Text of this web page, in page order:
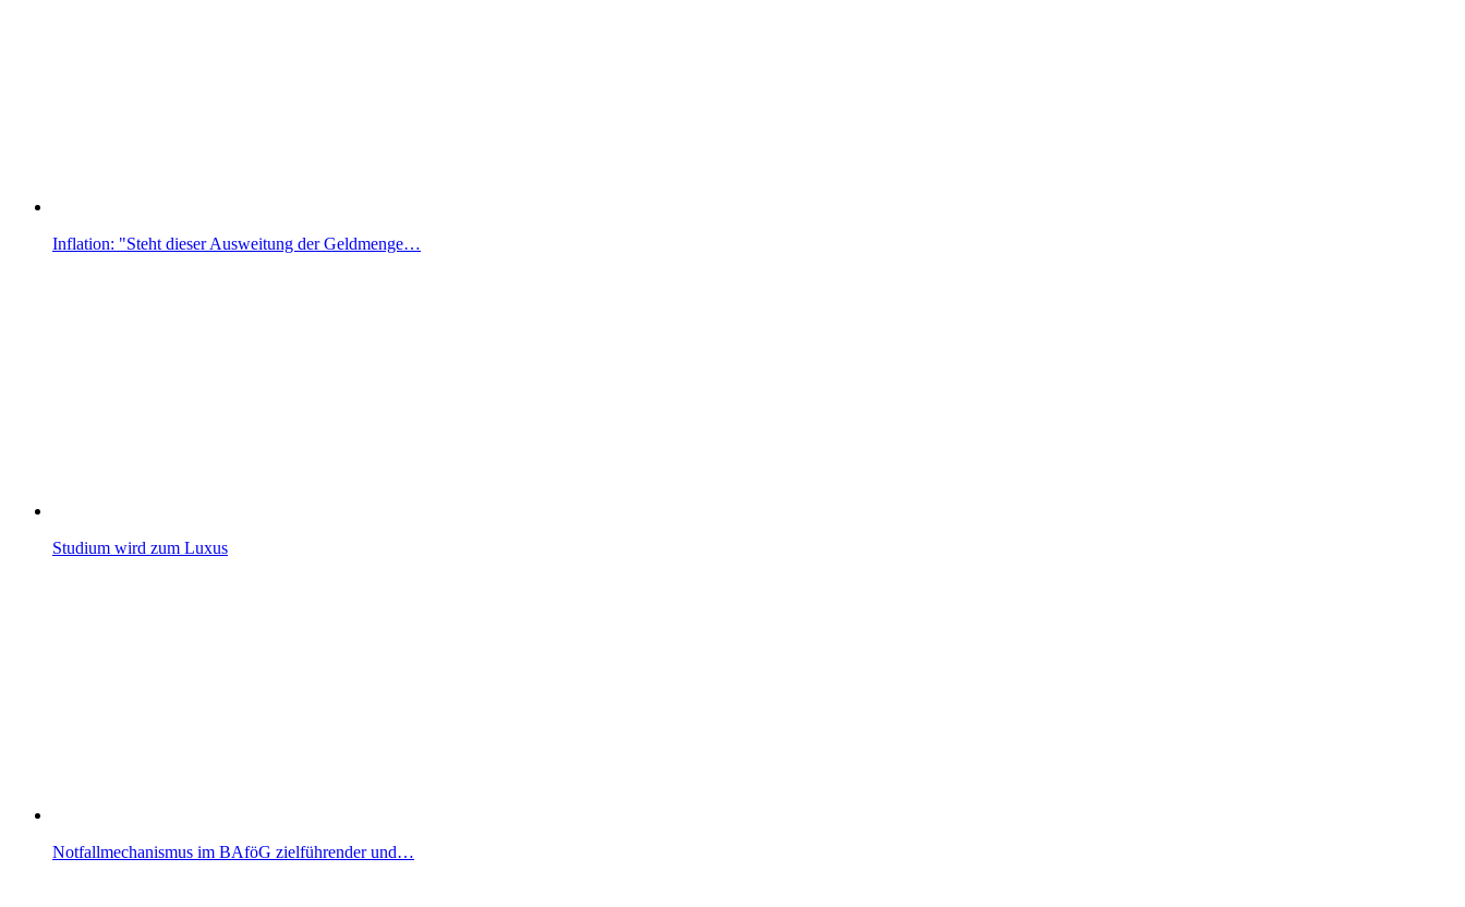
Inflation: "Steht dieser Ausweitung der Geldmenge…
Studium wird zum Luxus
Notfallmechanismus im BAföG zielführender und…